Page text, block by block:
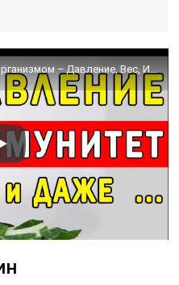
Что Цветная Капуста Творит с Организмом – Давление, Вес, Иммунитет и … | Полезные Советы для Жизни